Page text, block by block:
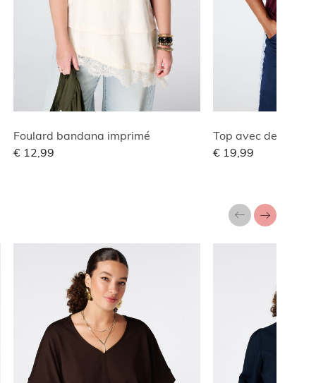
Foulard bandana imprimé
€ 12,99
Top avec dentelle
€ 19,99